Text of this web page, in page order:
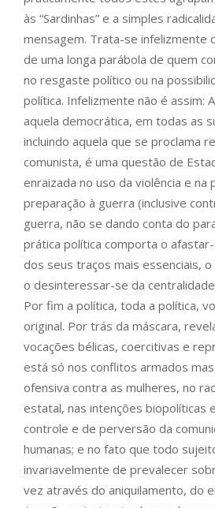
às “Sardinhas” e a simples
mensagem. Trata-se infelizmente
de uma longa parábola de quem
no resgaste político ou na
política. Infelizmente não é assim:
aquela democrática, em todas as
incluindo aquela que se proclama
comunista, é uma questão de
enraizada no uso da violência e na
preparação à guerra (inclusive
guerra, não se dando conta do
prática política comporta o
dos seus traços mais essenciais,
o desinteressar-se da
Por fim a política, toda a política,
original. Por trás da máscara,
vocações bélicas, coercitivas e
está só nos conflitos armados
ofensiva contra as mulheres, no
estatal, nas intenções biopolíticas
controle e de perversão da
humanas; e no fato que todo
invariavelmente de prevalecer
vez através do aniquilamento, do